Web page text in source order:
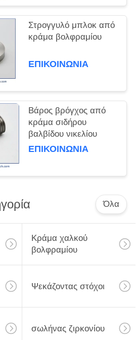
Στρογγυλό μπλοκ από
κράμα βολφραμίου
ΕΠΙΚΟΙΝΩΝΊΑ
Βάρος βρόγχος από
κράμα σιδήρου
βαλβίδου νικελίου
ΕΠΙΚΟΙΝΩΝΊΑ
Όλα
Κράμα χαλκού
βολφραμίου
Ψεκάζοντας στόχοι
σωλήνας ζιρκονίου